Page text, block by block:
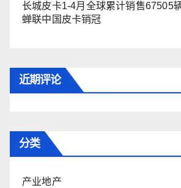
长城皮卡1-4月全球累计销售67505
蝉联中国皮卡销冠
近期评论
分类
产业地产